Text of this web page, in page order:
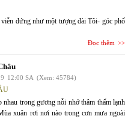
đứng như một tượng đài Tôi- góc phố
Đọc thêm
12:00 SA (Xem: 45784)
nhau trong gương nỗi nhớ thâm thấm lạnh
xuân rơi nơi nào trong cơn mưa ngoài